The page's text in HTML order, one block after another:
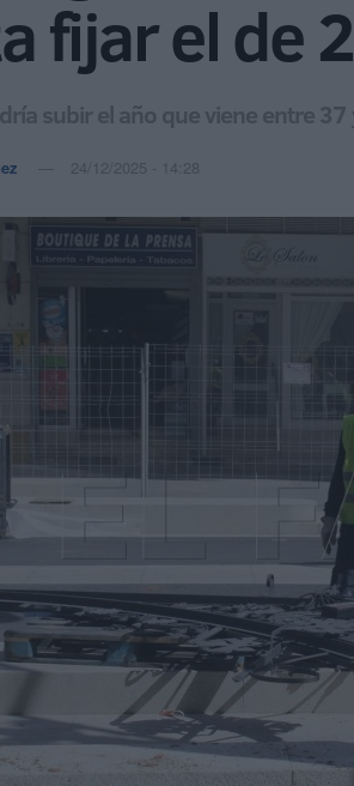
fijar el de
subir el año que viene entre
24/12/2025 - 14:28